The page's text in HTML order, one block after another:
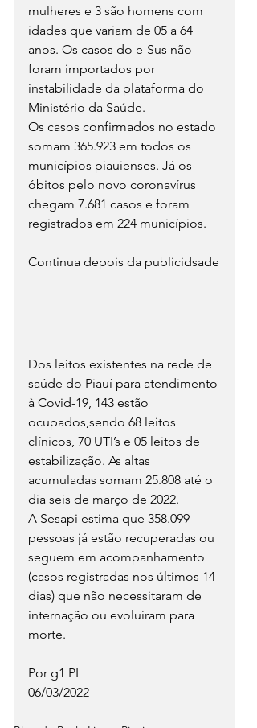
mulheres e 3 são homens com
idades que variam de 05 a 64
anos. Os casos do e-Sus não
foram importados por
instabilidade da plataforma do
Ministério da Saúde.
Os casos confirmados no estado
somam 365.923 em todos os
municípios piauienses. Já os
óbitos pelo novo coronavírus
chegam 7.681 casos e foram
registrados em 224 municípios.
Continua depois da publicidsade
Dos leitos existentes na rede de
saúde do Piauí para atendimento
à Covid-19, 143 estão
ocupados,sendo 68 leitos
clínicos, 70 UTI’s e 05 leitos de
estabilização. As altas
acumuladas somam 25.808 até o
dia seis de março de 2022.
A Sesapi estima que 358.099
pessoas já estão recuperadas ou
seguem em acompanhamento
(casos registradas nos últimos 14
dias) que não necessitaram de
internação ou evoluíram para
morte.
Por g1 PI
06/03/2022